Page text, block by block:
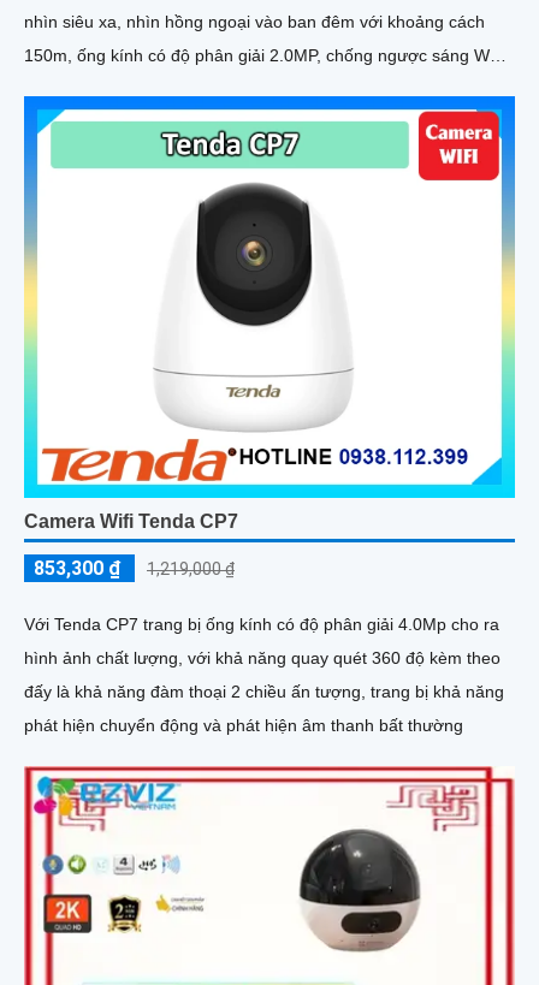
nhìn siêu xa, nhìn hồng ngoại vào ban đêm với khoảng cách
150m, ống kính có độ phân giải 2.0MP, chống ngược sáng WDR
Camera Wifi Tenda CP7
853,300 ₫ 1,219,000 ₫
Với Tenda CP7 trang bị ống kính có độ phân giải 4.0Mp cho ra
hình ảnh chất lượng, với khả năng quay quét 360 độ kèm theo
đấy là khả năng đàm thoại 2 chiều ấn tượng, trang bị khả năng
phát hiện chuyển động và phát hiện âm thanh bất thường